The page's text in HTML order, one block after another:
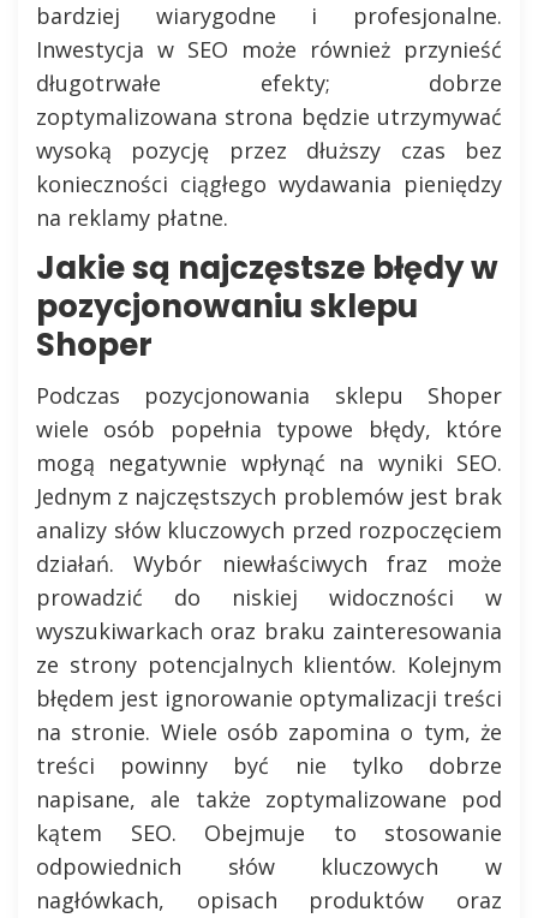
bardziej wiarygodne i profesjonalne.
Inwestycja w SEO może również przynieść
długotrwałe efekty; dobrze
zoptymalizowana strona będzie utrzymywać
wysoką pozycję przez dłuższy czas bez
konieczności ciągłego wydawania pieniędzy
na reklamy płatne.
Jakie są najczęstsze błędy w
pozycjonowaniu sklepu
Shoper
Podczas pozycjonowania sklepu Shoper
wiele osób popełnia typowe błędy, które
mogą negatywnie wpłynąć na wyniki SEO.
Jednym z najczęstszych problemów jest brak
analizy słów kluczowych przed rozpoczęciem
działań. Wybór niewłaściwych fraz może
prowadzić do niskiej widoczności w
wyszukiwarkach oraz braku zainteresowania
ze strony potencjalnych klientów. Kolejnym
błędem jest ignorowanie optymalizacji treści
na stronie. Wiele osób zapomina o tym, że
treści powinny być nie tylko dobrze
napisane, ale także zoptymalizowane pod
kątem SEO. Obejmuje to stosowanie
odpowiednich słów kluczowych w
nagłówkach, opisach produktów oraz